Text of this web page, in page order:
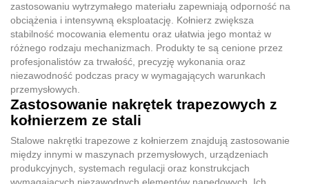
zastosowaniu wytrzymałego materiału zapewniają odporność na
obciążenia i intensywną eksploatację. Kołnierz zwiększa
stabilność mocowania elementu oraz ułatwia jego montaż w
różnego rodzaju mechanizmach. Produkty te są cenione przez
profesjonalistów za trwałość, precyzję wykonania oraz
niezawodność podczas pracy w wymagających warunkach
przemysłowych.
Zastosowanie nakrętek trapezowych z
kołnierzem ze stali
Stalowe nakrętki trapezowe z kołnierzem znajdują zastosowanie
między innymi w maszynach przemysłowych, urządzeniach
produkcyjnych, systemach regulacji oraz konstrukcjach